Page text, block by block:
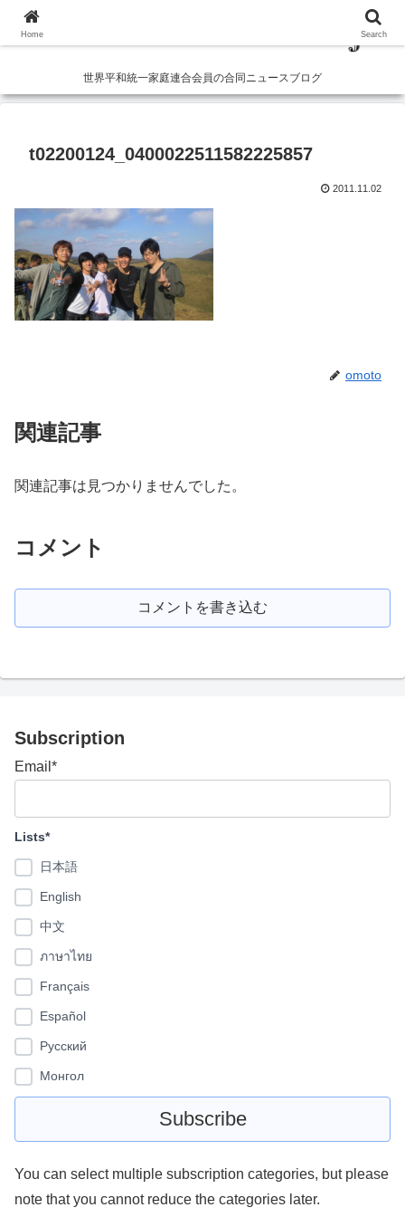
世界平和統一家庭連合会員の合同ニュースブログ
t02200124_0400022511582225857
2011.11.02
omoto
関連記事
関連記事は見つかりませんでした。
コメント
コメントを書き込む
Subscription
Email*
Lists*
日本語
English
中文
ภาษาไทย
Français
Español
Pусский
Монгол
You can select multiple subscription categories, but please
note that you cannot reduce the categories later.
Home Search